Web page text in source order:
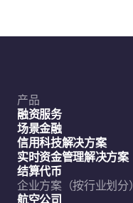
产品
融资服务
场景金融
信用科技解决方案
实时资金管理解决方案
结算代币
企业方案（按行业划分）